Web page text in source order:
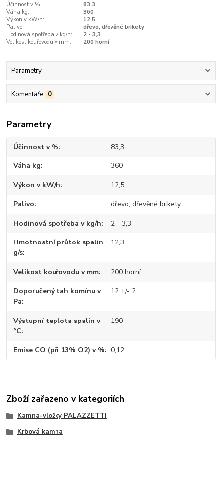
Účinnost v %:
83,3
Váha kg:
360
Výkon v kW/h:
12,5
Palivo:
dřevo, dřevěné brikety
Hodinová spotřeba v kg/h:
2 - 3,3
Velikost kouřovodu v mm:
200 horní
Parametry
Komentáře 0
Parametry
Účinnost v % 83,3
Váha kg 360
Výkon v kW/h 12,5
Palivo dřevo, dřevěné brikety
Hodinová spotřeba v kg/h 2 - 3,3
Hmotnostní průtok spalin
g/s
12,3
Velikost kouřovodu v mm 200 horní
Doporučený tah komínu v
Pa
12 +/- 2
Výstupní teplota spalin v
°C
190
Emise CO (při 13% O2) v % 0,12
Zboží zařazeno v kategoriích
Kamna-vložky PALAZZETTI
Krbová kamna